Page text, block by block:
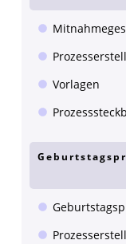
Vorlagen